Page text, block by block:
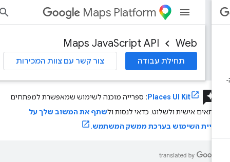
Maps Platform
Web
Maps JavaScript API
תחילת עבודה צור קשר עם צוות המכירות
Places UI Kit
:ספרייה מוכנה לשימוש שמאפשרת למפתחים
אישית ולשלוט. כדאי לנסות ולשתף את המשוב שלך על
השימוש בערכת ממשק המשתמש.